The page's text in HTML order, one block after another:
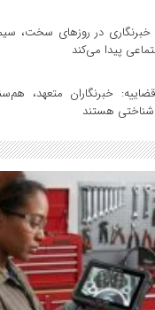
خبرنگاری در روزهای سخت،
پیدا می‌کند
خبرنگاران متعهد،
هستند